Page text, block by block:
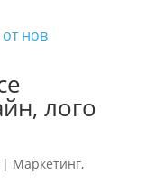
лого
| Маркетинг,